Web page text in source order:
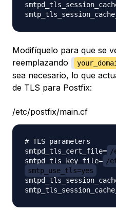
Modifíquelo para que se
reemplazando
sea necesario, lo que
de TLS para Postfix:
/etc/postfix/main.cf
# TLS parameters
smtpd_tls_cert_file= /
smtpd_tls_key_file= /
smtp_use_tls=yes